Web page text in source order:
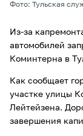
Фото: Тульская
Из-за
автомобилей
Коминтерна в
Как сообщает
участке улицы
Лейтейзена.
завершения